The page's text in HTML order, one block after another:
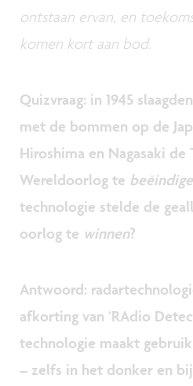
ontstaan ervan, en
komen kort aan bod.
Quizvraag: in 1945
met de bommen op de
Hiroshima en Nagasaki de
Wereldoorlog te
technologie stelde de
oorlog te winnen?
Antwoord:
afkorting van ‘RAdio
technologie maakt
– zelfs in het donker en